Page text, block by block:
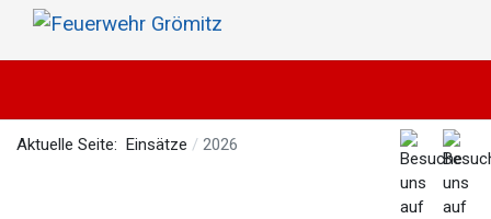
Aktuelle Seite: Einsätze 2026